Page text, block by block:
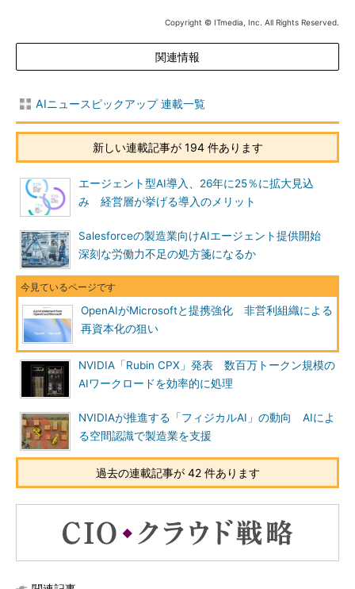
Copyright © ITmedia, Inc. All Rights Reserved.
関連情報
AIニュースピックアップ 連載一覧
新しい連載記事が 194 件あります
エージェント型AI導入、26年に25％に拡大見込
み 経営層が挙げる導入のメリット
Salesforceの製造業向けAIエージェント提供開始
深刻な労働力不足の処方箋になるか
OpenAIがMicrosoftと提携強化 非営利組織による
再資本化の狙い
NVIDIA「Rubin CPX」発表 数百万トークン規模の
AIワークロードを効率的に処理
NVIDIAが推進する「フィジカルAI」の動向 AIによ
る空間認識で製造業を支援
過去の連載記事が 42 件あります